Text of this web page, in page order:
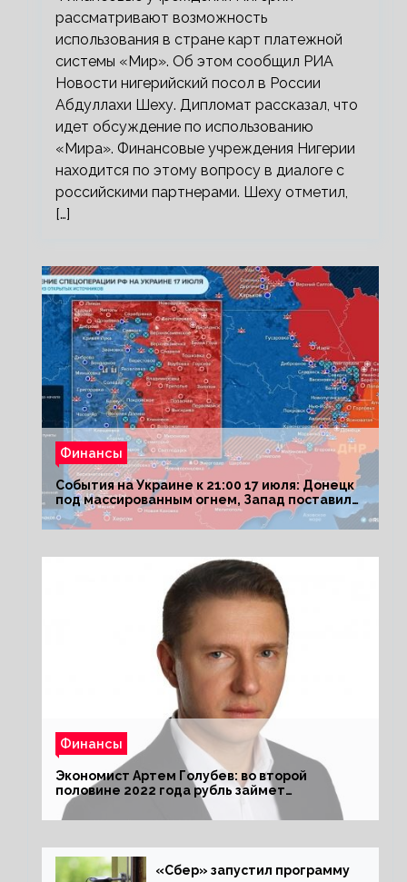
рассматривают возможность
использования в стране карт платежной
системы «Мир». Об этом сообщил РИА
Новости нигерийский посол в России
Абдуллахи Шеху. Дипломат рассказал, что
идет обсуждение по использованию
«Мира». Финансовые учреждения Нигерии
находится по этому вопросу в диалоге с
российскими партнерами. Шеху отметил,
[…]
Финансы
События на Украине к 21:00 17 июля: Донецк
под массированным огнем, Запад поставил
Киеву ультиматум
Финансы
Экономист Артем Голубев: во второй
половине 2022 года рубль займет
комфортный курс
«Сбер» запустил программу